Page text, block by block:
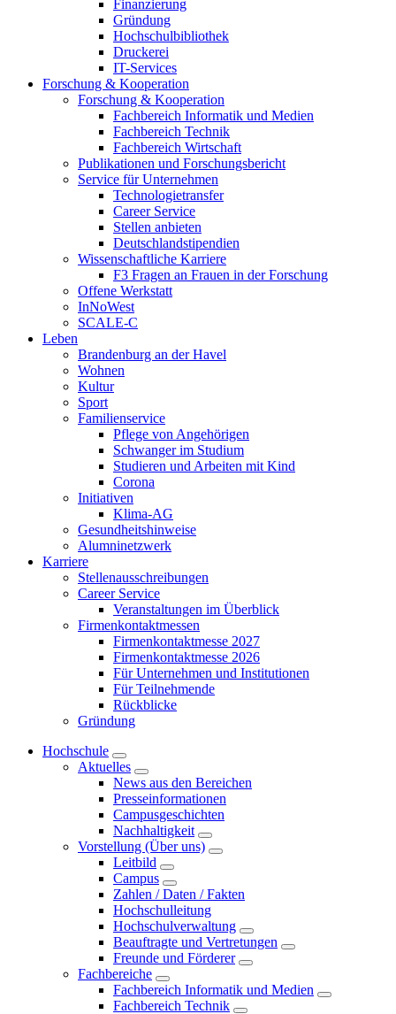
Finanzierung
Gründung
Hochschulbibliothek
Druckerei
IT-Services
Forschung & Kooperation
Forschung & Kooperation
Fachbereich Informatik und Medien
Fachbereich Technik
Fachbereich Wirtschaft
Publikationen und Forschungsbericht
Service für Unternehmen
Technologietransfer
Career Service
Stellen anbieten
Deutschlandstipendien
Wissenschaftliche Karriere
F3 Fragen an Frauen in der Forschung
Offene Werkstatt
InNoWest
SCALE-C
Leben
Brandenburg an der Havel
Wohnen
Kultur
Sport
Familienservice
Pflege von Angehörigen
Schwanger im Studium
Studieren und Arbeiten mit Kind
Corona
Initiativen
Klima-AG
Gesundheitshinweise
Alumninetzwerk
Karriere
Stellenausschreibungen
Career Service
Veranstaltungen im Überblick
Firmenkontaktmessen
Firmenkontaktmesse 2027
Firmenkontaktmesse 2026
Für Unternehmen und Institutionen
Für Teilnehmende
Rückblicke
Gründung
Hochschule
Aktuelles
News aus den Bereichen
Presseinformationen
Campusgeschichten
Nachhaltigkeit
Vorstellung (Über uns)
Leitbild
Campus
Zahlen / Daten / Fakten
Hochschulleitung
Hochschulverwaltung
Beauftragte und Vertretungen
Freunde und Förderer
Fachbereiche
Fachbereich Informatik und Medien
Fachbereich Technik